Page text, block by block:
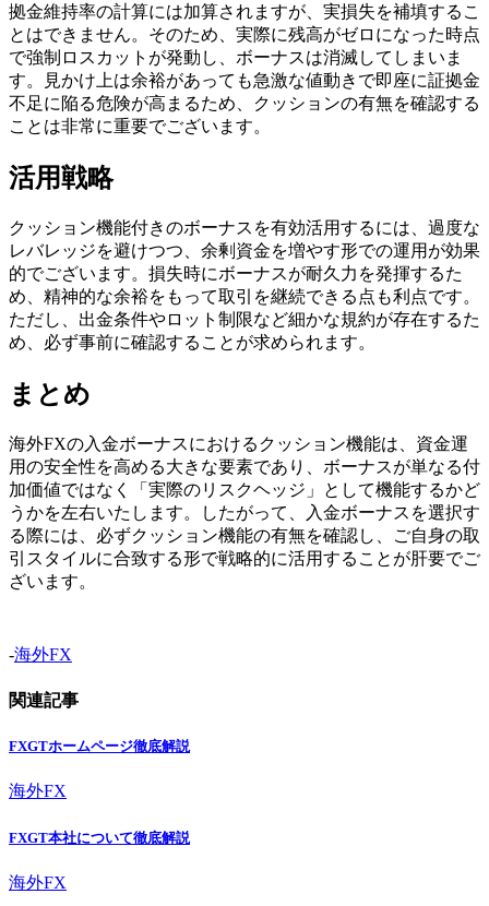
拠金維持率の計算には加算されますが、実損失を補填するこ
とはできません。そのため、実際に残高がゼロになった時点
で強制ロスカットが発動し、ボーナスは消滅してしまいま
す。見かけ上は余裕があっても急激な値動きで即座に証拠金
不足に陥る危険が高まるため、クッションの有無を確認する
ことは非常に重要でございます。
活用戦略
クッション機能付きのボーナスを有効活用するには、過度な
レバレッジを避けつつ、余剰資金を増やす形での運用が効果
的でございます。損失時にボーナスが耐久力を発揮するた
め、精神的な余裕をもって取引を継続できる点も利点です。
ただし、出金条件やロット制限など細かな規約が存在するた
め、必ず事前に確認することが求められます。
まとめ
海外FXの入金ボーナスにおけるクッション機能は、資金運
用の安全性を高める大きな要素であり、ボーナスが単なる付
加価値ではなく「実際のリスクヘッジ」として機能するかど
うかを左右いたします。したがって、入金ボーナスを選択す
る際には、必ずクッション機能の有無を確認し、ご自身の取
引スタイルに合致する形で戦略的に活用することが肝要でご
ざいます。
-海外FX
関連記事
FXGTホームページ徹底解説
海外FX
FXGT本社について徹底解説
海外FX